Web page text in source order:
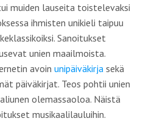
muiden lauseita toistelevaksi
ihmisten unikieli taipuu
Sanoitukset
unien maailmoista.
avoin unipäiväkirja sekä
päiväkirjat. Teos pohtii unien
olemassaoloa. Näistä
musikaalilauluihin.